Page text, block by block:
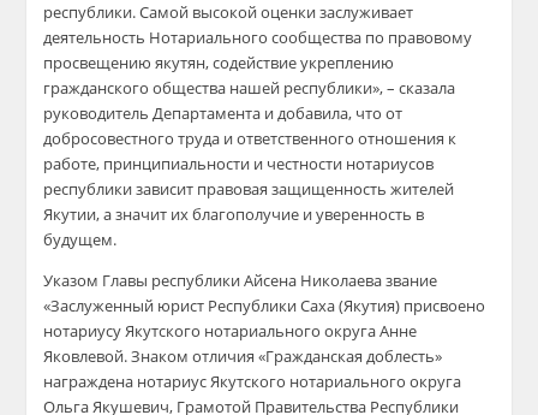
республики. Самой высокой оценки заслуживает
деятельность Нотариального сообщества по правовому
просвещению якутян, содействие укреплению
гражданского общества нашей республики», – сказала
руководитель Департамента и добавила, что от
добросовестного труда и ответственного отношения к
работе, принципиальности и честности нотариусов
республикизависит правовая защищенность жителей
Якутии, а значит их благополучие и уверенность в
будущем.
Указом Главы республики Айсена Николаева звание
«Заслуженный юрист Республики Саха (Якутия) присвоено
нотариусуЯкутского нотариального округа Анне
Яковлевой.Знаком отличия «Гражданская доблесть»
награждена нотариусЯкутского нотариального округа
ОльгаЯкушевич, Грамотой Правительства Республики